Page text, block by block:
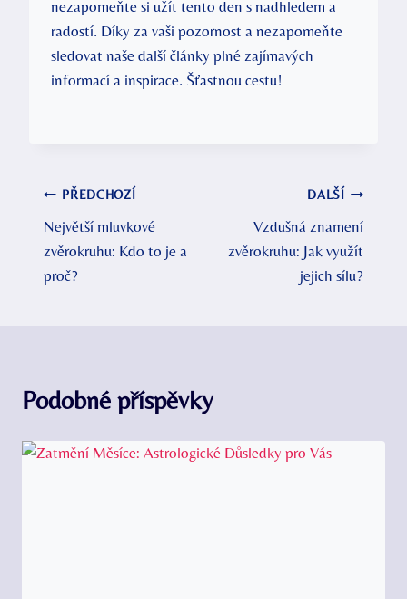
nezapomeňte si‌ užít​ tento den s⁤ nadhledem a
radostí. Díky ‍za⁢ vaši pozornost a nezapomeňte
sledovat⁣ naše‌ další články plné zajímavých
informací‍ a ⁣inspirace. Šťastnou cestu!
Navigace
pro
příspěvek
PŘEDCHOZÍ
Největší mluvkové
zvěrokruhu: Kdo to je a
proč?
DALŠÍ
Vzdušná znamení
zvěrokruhu: Jak využít
jejich sílu?
Podobné příspěvky